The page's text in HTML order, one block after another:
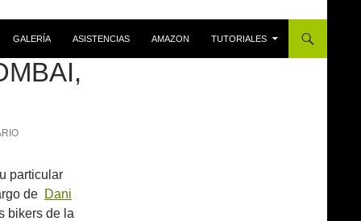
GALERÍA ASISTENCIAS AMAZON TUTORIALES
particular
de Dani
bikers de la